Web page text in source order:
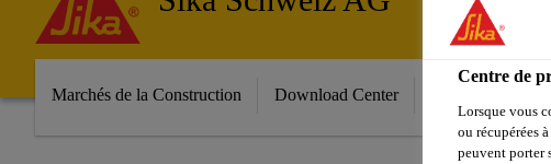
Marchés de la Construction Download Center
Centre de
Lorsque vous
ou récupérées
peuvent porter